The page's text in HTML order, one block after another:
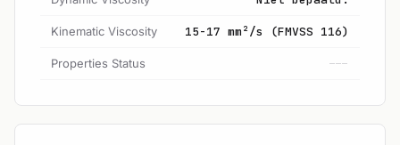
Kinematic Viscosity 15-17 mm²/s (FMVSS 116)
Properties Status ---